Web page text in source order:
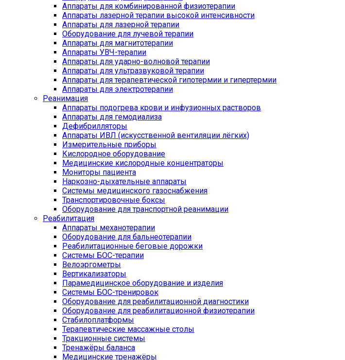
Аппараты для комбинированной физиотерапии
Аппараты лазерной терапии высокой интенсивности
Аппараты для лазерной терапии
Оборудование для лучевой терапии
Аппараты для магнитотерапии
Аппараты УВЧ-терапии
Аппараты для ударно-волновой терапии
Аппараты для ультразвуковой терапии
Аппараты для терапевтической гипотермии и гипертермии
Аппараты для электротерапии
Реанимация
Аппараты подогрева крови и инфузионных растворов
Аппараты для гемодиализа
Дефибрилляторы
Аппараты ИВЛ (искусственной вентиляции лёгких)
Измерительные приборы
Кислородное оборудование
Медицинские кислородные концентраторы
Мониторы пациента
Наркозно-дыхательные аппараты
Системы медицинского газоснабжения
Транспортировочные боксы
Оборудование для транспортной реанимации
Реабилитация
Аппараты механотерапии
Оборудование для бальнеотерапии
Реабилитационные беговые дорожки
Системы БОС-терапии
Велоэргометры
Вертикализаторы
Парамедицинское оборудование и изделия
Системы БОС-тренировок
Оборудование для реабилитационной диагностики
Оборудование для реабилитационной физиотерапии
Стабилоплатформы
Терапевтические массажные столы
Тракционные системы
Тренажёры баланса
Медицинские тренажёры